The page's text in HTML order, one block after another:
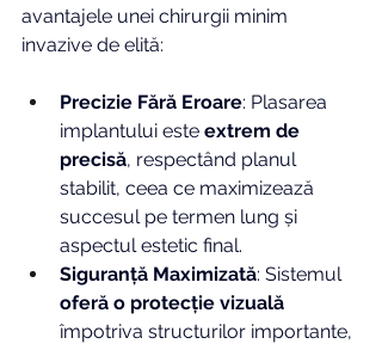
avantajele unei chirurgii minim
invazive de elită:
Precizie Fără Eroare: Plasarea
implantului este extrem de
precisă, respectând planul
stabilit, ceea ce maximizează
succesul pe termen lung și
aspectul estetic final.
Siguranță Maximizată: Sistemul
oferă o protecție vizuală
împotriva structurilor importante,